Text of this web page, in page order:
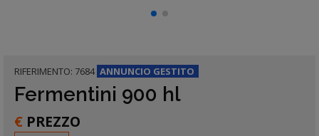
RIFERIMENTO: 7684 ANNUNCIO GESTITO
Fermentini 900 hl
€ PREZZO